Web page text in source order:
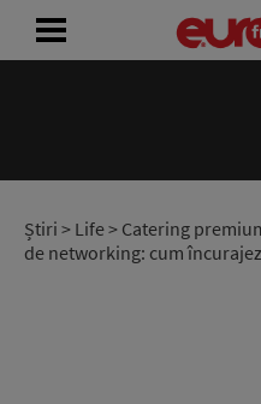
Știri > Life> Catering
de networking: cum
RADIO